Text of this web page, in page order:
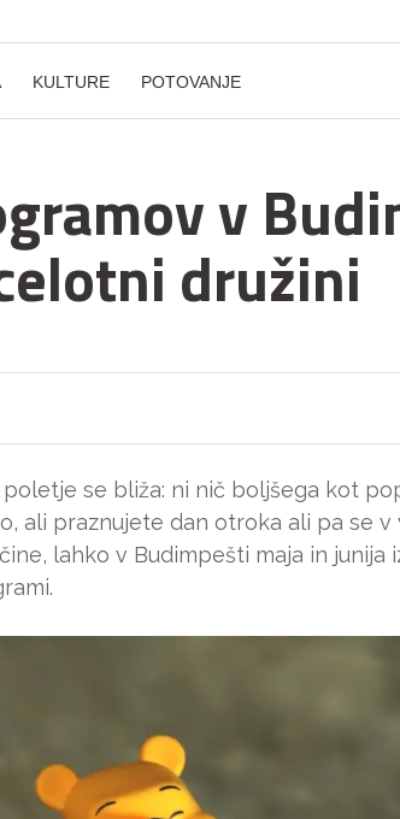
KULTURE POTOVANJE
v
družini
se bliža: ni nič boljšega kot
ali praznujete dan otroka ali pa se v
lahko v Budimpešti maja in junija